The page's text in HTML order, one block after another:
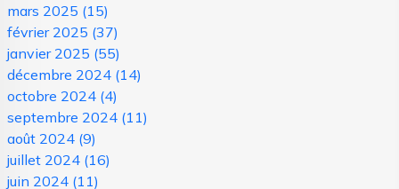
mars 2025 (15)
février 2025 (37)
janvier 2025 (55)
décembre 2024 (14)
octobre 2024 (4)
septembre 2024 (11)
août 2024 (9)
juillet 2024 (16)
juin 2024 (11)